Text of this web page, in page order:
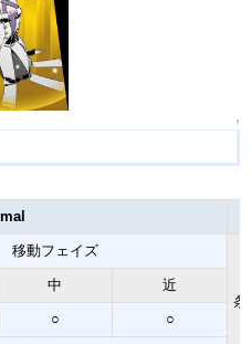
↑
移動フェイズ
条
中 近
○ ○